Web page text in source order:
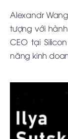
Alexandr
tượng với
CEO tại
năng kinh